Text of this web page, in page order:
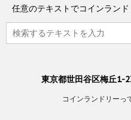
町
村
を
選
任意のテキストでコインラン
東京都世田谷区梅丘1-
コインランドリーっ